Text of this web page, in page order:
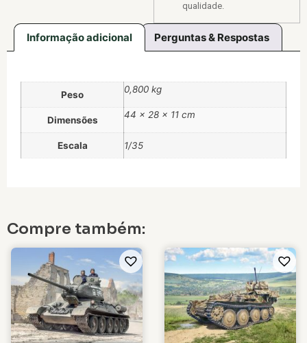
qualidade.
Informação adicional Perguntas & Respostas
Peso 0,800 kg
Dimensões 44 × 28 × 11 cm
Escala 1/35
Compre também: